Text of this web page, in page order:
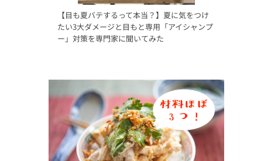
【目も夏バテするって本当？】夏に気をつけ
たい3大ダメージと目もと専用「アイシャンプ
ー」対策を専門家に聞いてみた